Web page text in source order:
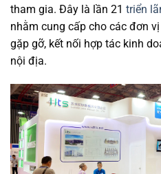
tham gia. Đây là lần 21 triển
nhằm cung cấp cho các đơn
gặp gỡ, kết nối hợp tác kinh
nội địa.